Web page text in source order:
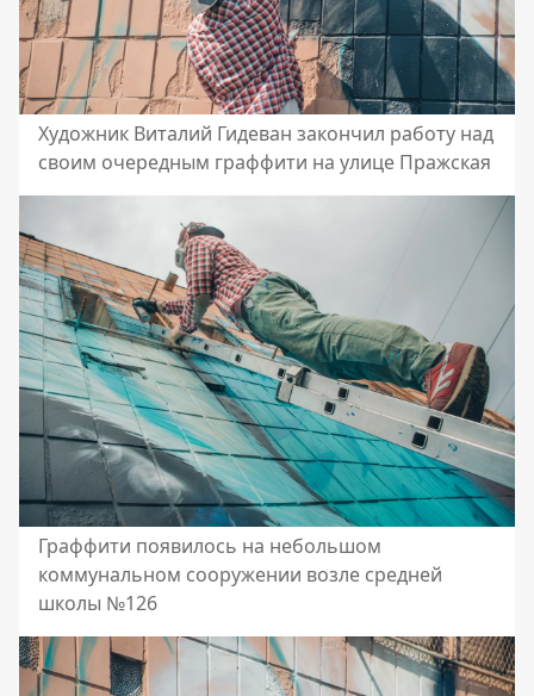
Художник Виталий Гидеван закончил работу над
своим очередным граффити на улице Пражская
Граффити появилось на небольшом
коммунальном сооружении возле средней
школы №126